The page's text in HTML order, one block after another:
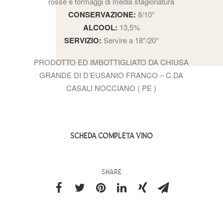
CONSERVAZIONE: 8/10°
ALCOOL: 13,5%
SERVIZIO: Servire a 18°/20°
PRODOTTO ED IMBOTTIGLIATO DA CHIUSA
GRANDE DI D’EUSANIO FRANCO – C.DA
CASALI NOCCIANO ( PE )
SCHEDA COMPLETA VINO
SHARE